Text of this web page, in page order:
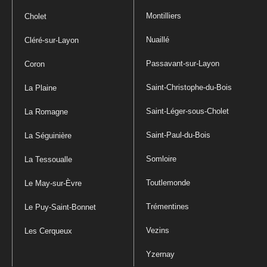
Cholet
Cléré-sur-Layon
Coron
La Plaine
La Romagne
La Séguinière
La Tessoualle
Le May-sur-Èvre
Le Puy-Saint-Bonnet
Les Cerqueux
Montilliers
Nuaillé
Passavant-sur-Layon
Saint-Christophe-du-Bois
Saint-Léger-sous-Cholet
Saint-Paul-du-Bois
Somloire
Toutlemonde
Trémentines
Vezins
Yzernay